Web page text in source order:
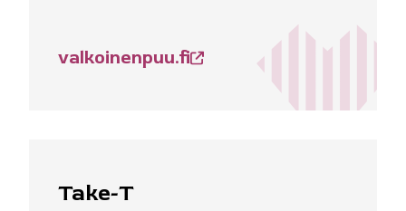
valkoinenpuu.fi
Take-T